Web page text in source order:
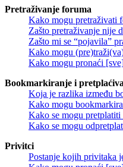
Pretraživanje foruma
Kako mogu pretraživati
Zašto pretraživanje nije
Zašto mi se “pojavila”
Kako mogu
Kako mogu pronaći
Bookmarkiranje i
Koja je razlika između
Kako mogu
Kako se mogu pretplatiti
Kako se mogu
Privitci
Postanje kojih privitaka